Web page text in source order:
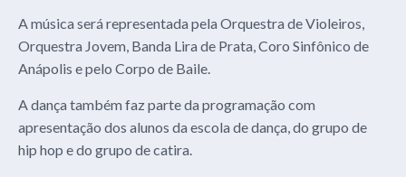
A música será representada pela Orquestra de Violeiros,
Orquestra Jovem, Banda Lira de Prata, Coro Sinfônico de
Anápolis e pelo Corpo de Baile.
A dança também faz parte da programação com
apresentação dos alunos da escola de dança, do grupo de
hip hop e do grupo de catira.